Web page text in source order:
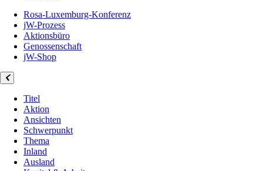
Rosa-Luxemburg-Konferenz
jW-Prozess
Aktionsbüro
Genossenschaft
jW-Shop
Titel
Aktion
Ansichten
Schwerpunkt
Thema
Inland
Ausland